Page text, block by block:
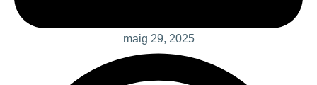
maig 29, 2025